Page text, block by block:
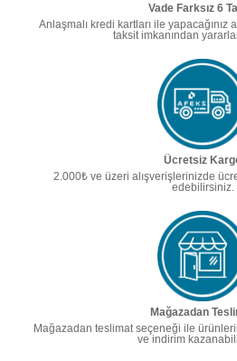
Vade Farksız 6
Anlaşmalı kredi kartları ile yapacağınız
taksit imkanından
Ücretsiz
2.000₺ ve üzeri alışverişlerinizde
edebilirsiniz.
Mağazadan
Mağazadan teslimat seçeneği ile
ve indirim